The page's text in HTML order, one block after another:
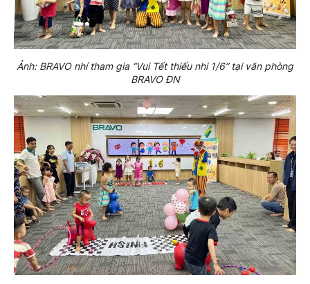
Ảnh: BRAVO nhí tham gia “Vui Tết thiếu nhi 1/6” tại văn phòng
BRAVO ĐN